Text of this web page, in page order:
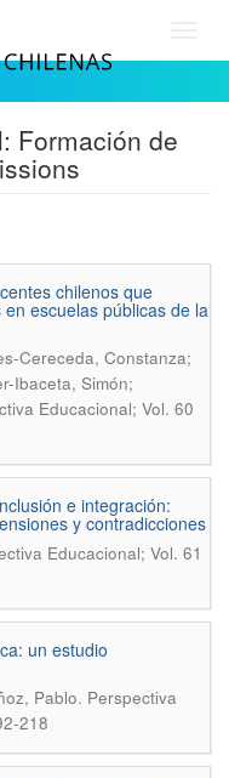
Formación de
chilenos que
escuelas públicas de la
Cereceda, Constanza;
Ibaceta, Simón;
Educacional; Vol. 60
e integración:
y contradicciones
Educacional; Vol. 61
un estudio
Pablo. Perspectiva
218